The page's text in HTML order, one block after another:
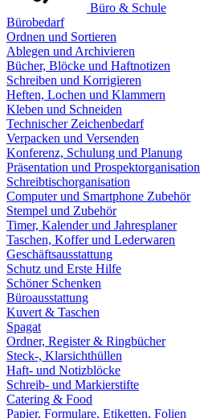
Büro & Schule
Bürobedarf
Ordnen und Sortieren
Ablegen und Archivieren
Bücher, Blöcke und Haftnotizen
Schreiben und Korrigieren
Heften, Lochen und Klammern
Kleben und Schneiden
Technischer Zeichenbedarf
Verpacken und Versenden
Konferenz, Schulung und Planung
Präsentation und Prospektorganisation
Schreibtischorganisation
Computer und Smartphone Zubehör
Stempel und Zubehör
Timer, Kalender und Jahresplaner
Taschen, Koffer und Lederwaren
Geschäftsausstattung
Schutz und Erste Hilfe
Schöner Schenken
Büroausstattung
Kuvert & Taschen
Spagat
Ordner, Register & Ringbücher
Steck-, Klarsichthüllen
Haft- und Notizblöcke
Schreib- und Markierstifte
Catering & Food
Papier, Formulare, Etiketten, Folien